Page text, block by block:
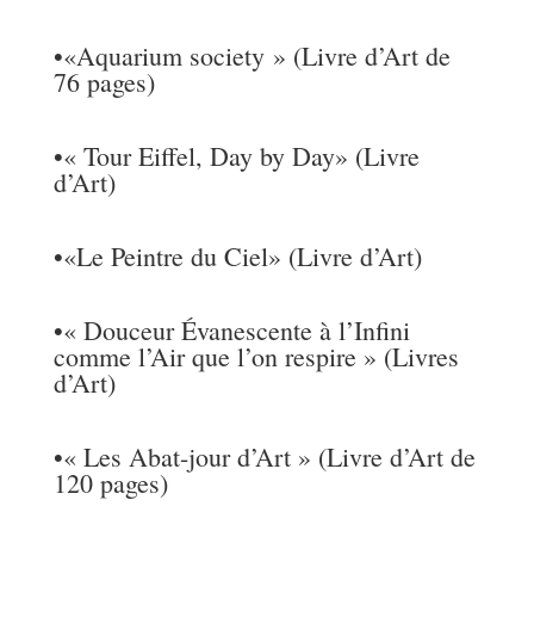
•«Aquarium society » (Livre d’Art de
76 pages)
•« Tour Eiffel, Day by Day» (Livre
d’Art)
•«Le Peintre du Ciel» (Livre d’Art)
•« Douceur Évanescente à l’Infini
comme l’Air que l’on respire » (Livres
d’Art)
•« Les Abat-jour d’Art » (Livre d’Art de
120 pages)